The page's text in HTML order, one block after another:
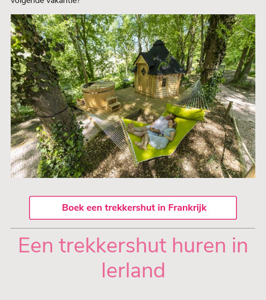
Een trekkershut huren in
Ierland